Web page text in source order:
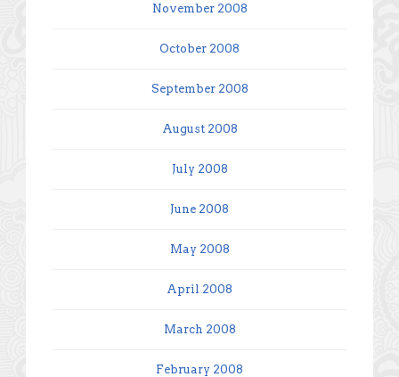
November 2008
October 2008
September 2008
August 2008
July 2008
June 2008
May 2008
April 2008
March 2008
February 2008